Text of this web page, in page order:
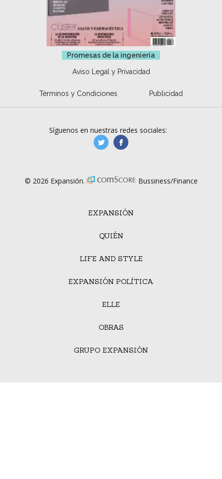
Promesas de la ingeniería
Aviso Legal y Privacidad
Términos y Condiciones Publicidad
EXPANSIÓN
QUIÉN
LIFE AND STYLE
EXPANSIÓN POLÍTICA
ELLE
OBRAS
GRUPO EXPANSIÓN
Síguenos en nuestras redes sociales:
manufacturaGE
© 2026 Expansión. Bussiness/Finance